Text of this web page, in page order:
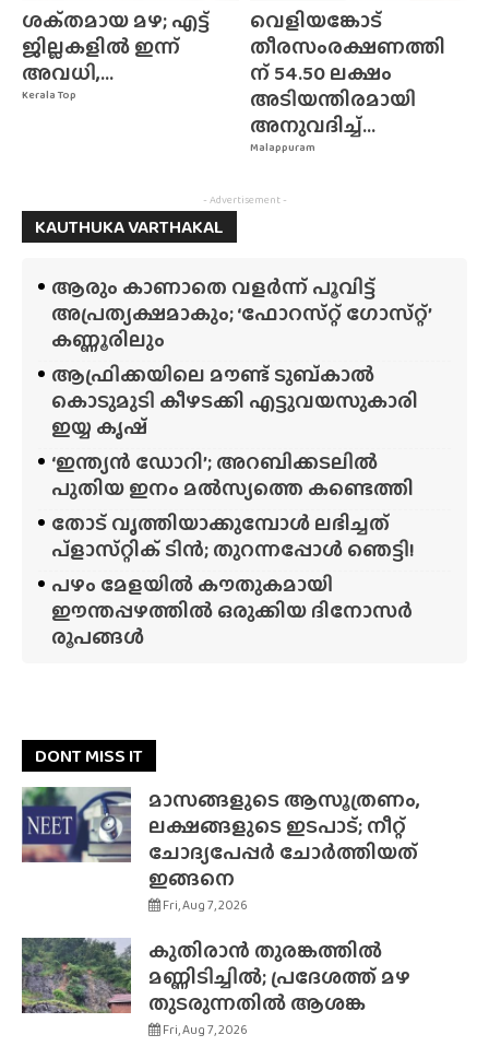
Kerala Top
ശക്‌തമായ മഴ; എട്ട്
ജില്ലകളിൽ ഇന്ന്
അവധി,...
Malappuram
വെളിയങ്കോട്
തീരസംരക്ഷണത്തി
ന് 54.50 ലക്ഷം
അടിയന്തിരമായി
അനുവദിച്ച്...
- Advertisement -
KAUTHUKA VARTHAKAL
ആരും കാണാതെ വളർന്ന് പൂവിട്ട്
അപ്രത്യക്ഷമാകും; ‘ഫോറസ്‌റ്റ്‌ ഗോസ്‌റ്റ്’
കണ്ണൂരിലും
ആഫ്രിക്കയിലെ മൗണ്ട് ടുബ്‌കാൽ
കൊടുമുടി കീഴടക്കി എട്ടുവയസുകാരി
ഇയ്യ കൃഷ്
‘ഇന്ത്യൻ ഡോറി’; അറബിക്കടലിൽ
പുതിയ ഇനം മൽസ്യത്തെ കണ്ടെത്തി
തോട് വൃത്തിയാക്കുമ്പോൾ ലഭിച്ചത്
പ്‌ളാസ്‌റ്റിക് ടിൻ; തുറന്നപ്പോൾ ഞെട്ടി!
പഴം മേളയിൽ കൗതുകമായി
ഈന്തപ്പഴത്തിൽ ഒരുക്കിയ ദിനോസർ
രൂപങ്ങൾ
DONT MISS IT
മാസങ്ങളുടെ ആസൂത്രണം,
ലക്ഷങ്ങളുടെ ഇടപാട്; നീറ്റ്
ചോദ്യപേപ്പർ ചോർത്തിയത്
ഇങ്ങനെ
Fri, Aug 7, 2026
കുതിരാൻ തുരങ്കത്തിൽ
മണ്ണിടിച്ചിൽ; പ്രദേശത്ത് മഴ
തുടരുന്നതിൽ ആശങ്ക
Fri, Aug 7, 2026